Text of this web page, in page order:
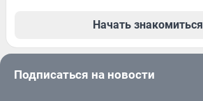
Начать знакомиться
Подписаться на новости